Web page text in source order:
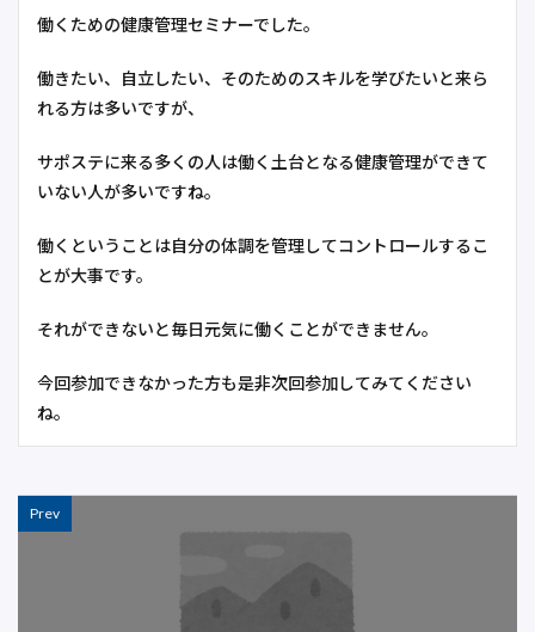
働くための健康管理セミナーでした。
働きたい、自立したい、そのためのスキルを学びたいと来ら
れる方は多いですが、
サポステに来る多くの人は働く土台となる健康管理ができて
いない人が多いですね。
働くということは自分の体調を管理してコントロールするこ
とが大事です。
それができないと毎日元気に働くことができません。
今回参加できなかった方も是非次回参加してみてください
ね。
Prev